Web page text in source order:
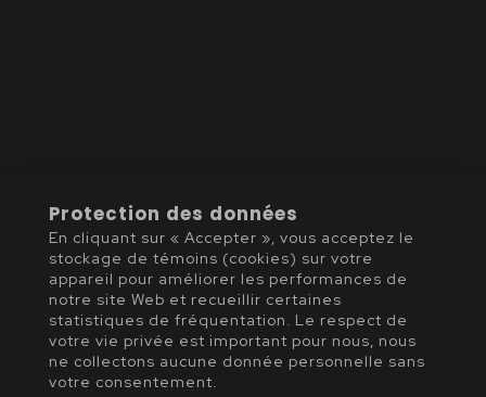
Protection des données
En cliquant sur « Accepter », vous acceptez le
stockage de témoins (cookies) sur votre
appareil pour améliorer les performances de
notre site Web et recueillir certaines
statistiques de fréquentation. Le respect de
votre vie privée est important pour nous, nous
ne collectons aucune donnée personnelle sans
votre consentement.